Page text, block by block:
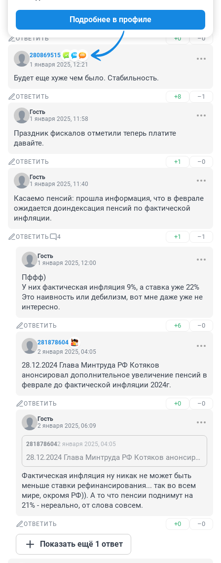
сто лир, за проливной дождь — двести лир, с громом
и молнией — триста лир. Молчаааать!"
ОТВЕТИТЬ +0 –0
280869515
Подробнее в профиле
1 января 2025, 12:21
Будет еще хуже чем было. Стабильность.
ОТВЕТИТЬ +8 –1
Гость
1 января 2025, 11:58
Праздник фискалов отметили теперь платите
давайте.
ОТВЕТИТЬ +1 –0
Гость
1 января 2025, 11:40
Касаемо пенсий: прошла информация, что в феврале
ожидается доиндексация пенсий по фактической
инфляции.
ОТВЕТИТЬ 4 +1 –1
Гость
1 января 2025, 12:00
Пффф)
У них фактическая инфляция 9%, а ставка уже 22%
Это наивность или дебилизм, вот мне даже уже не
интересно.
ОТВЕТИТЬ +6 –0
281878604
2 января 2025, 04:05
28.12.2024 Глава Минтруда РФ Котяков
анонсировал дополнительное увеличение пенсий в
феврале до фактической инфляции 2024г.
ОТВЕТИТЬ +0 –0
Гость
2 января 2025, 06:09
2818786042 января 2025, 04:05
28.12.2024 Глава Минтруда РФ Котяков анонсировал дополнительное увеличение пенсий в феврале до фактической инфляции 2024г.
Фактическая инфляция ну никак не может быть
меньше ставки рефинансирования... так во всем
мире, окромя РФ)). А то что пенсии поднимут на
21% - нереально, от слова совсем.
ОТВЕТИТЬ +0 –0
Показать ещё 1 ответ